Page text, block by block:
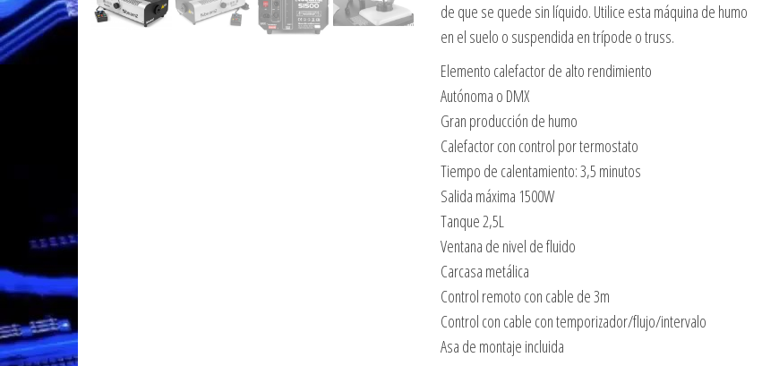
de que se quede sin líquido. Utilice esta máquina de humo
en el suelo o suspendida en trípode o truss.
Elemento calefactor de alto rendimiento
Autónoma o DMX
Gran producción de humo
Calefactor con control por termostato
Tiempo de calentamiento: 3,5 minutos
Salida máxima 1500W
Tanque 2,5L
Ventana de nivel de fluido
Carcasa metálica
Control remoto con cable de 3m
Control con cable con temporizador/flujo/intervalo
Asa de montaje incluida